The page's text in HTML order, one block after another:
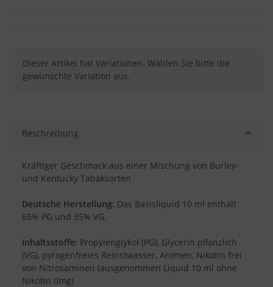
x
Dieser Artikel hat Variationen. Wählen Sie bitte die
gewünschte Variation aus.
Beschreibung
Kräftiger Geschmack aus einer Mischung von Burley-
und Kentucky Tabaksorten
Deutsche Herstellung: Das Basisliquid 10 ml enthält
65% PG und 35% VG.
Inhaltsstoffe: Propylenglykol (PG), Glycerin pflanzlich
(VG), pyrogenfreies Reinstwasser, Aromen, Nikotin frei
von Nitrosaminen (ausgenommen Liquid 10 ml ohne
Nikotin 0mg)